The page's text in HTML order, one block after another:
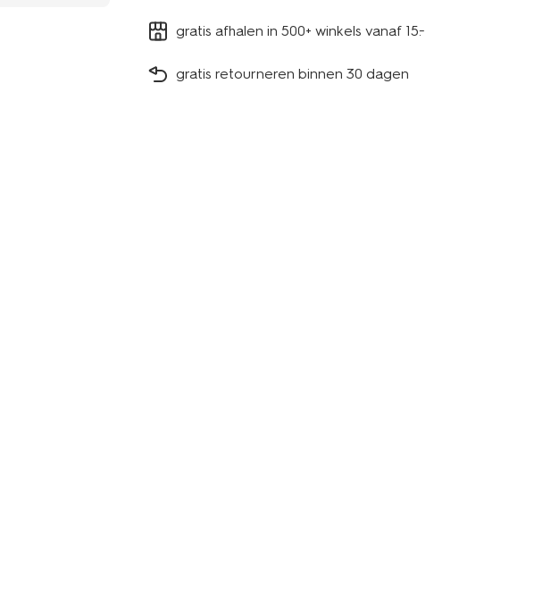
gratis afhalen in 500+ winkels vanaf 15.-
gratis retourneren binnen 30 dagen